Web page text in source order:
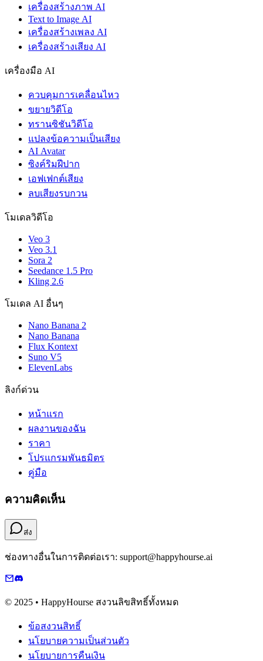
เครื่องสร้างภาพ AI
Text to Image AI
เครื่องสร้างเพลง AI
เครื่องสร้างเสียง AI
เครื่องมือ AI
ควบคุมการเคลื่อนไหว
ขยายวิดีโอ
ทรานซิชันวิดีโอ
แปลงข้อความเป็นเสียง
AI Avatar
ซิงค์ริมฝีปาก
เอฟเฟกต์เสียง
ลบเสียงรบกวน
โมเดลวิดีโอ
Veo 3
Veo 3.1
Sora 2
Seedance 1.5 Pro
Kling 2.6
โมเดล AI อื่นๆ
Nano Banana 2
Nano Banana
Flux Kontext
Suno V5
ElevenLabs
ลิงก์ด่วน
หน้าแรก
ผลงานของฉัน
ราคา
โปรแกรมพันธมิตร
คู่มือ
ความคิดเห็น
ส่ง
ช่องทางอื่นในการติดต่อเรา: support@happyhourse.ai
© 2025 • HappyHourse สงวนลิขสิทธิ์ทั้งหมด
ข้อสงวนสิทธิ์
นโยบายความเป็นส่วนตัว
นโยบายการคืนเงิน